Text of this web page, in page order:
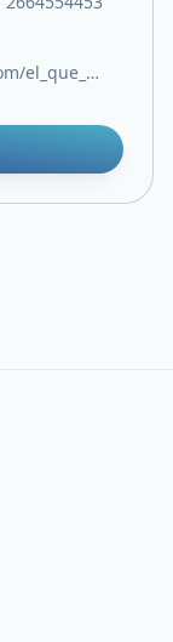
https://www.instagram.com/el_que_come_y_no_convida?igsh=MWF2ZXBhNGZmd2NvNw==